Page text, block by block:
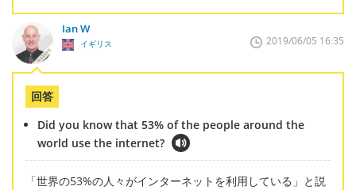
Ian W
イギリス 2019/06/05 16:35
回答
Did you know that 53% of the people around the
world use the internet?
「世界の53%の人々がインターネットを利用している」と説